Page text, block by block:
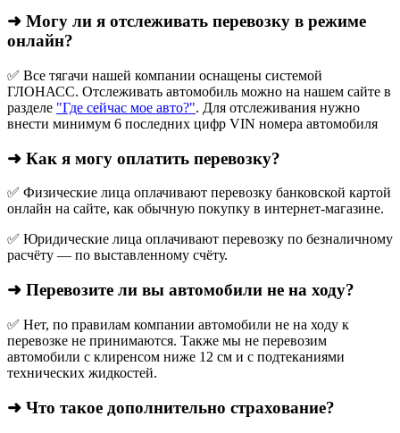
➜ Могу ли я отслеживать перевозку в режиме
онлайн?
✅ Все тягачи нашей компании оснащены системой
ГЛОНАСС. Отслеживать автомобиль можно на нашем сайте в
разделе "Где сейчас мое авто?". Для отслеживания нужно
внести минимум 6 последних цифр VIN номера автомобиля
➜ Как я могу оплатить перевозку?
✅ Физические лица оплачивают перевозку банковской картой
онлайн на сайте, как обычную покупку в интернет‑магазине.
✅ Юридические лица оплачивают перевозку по безналичному
расчёту — по выставленному счёту.
➜ Перевозите ли вы автомобили не на ходу?
✅ Нет, по правилам компании автомобили не на ходу к
перевозке не принимаются. Также мы не перевозим
автомобили с клиренсом ниже 12 см и с подтеканиями
технических жидкостей.
➜ Что такое дополнительно страхование?